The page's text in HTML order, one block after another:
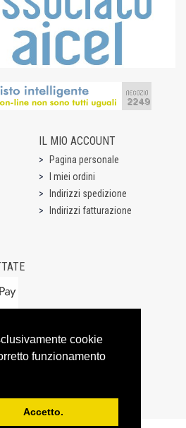
cookie
funzionamento
IL MIO ACCOUNT
Pagina personale
I miei ordini
Indirizzi spedizione
Indirizzi fatturazione